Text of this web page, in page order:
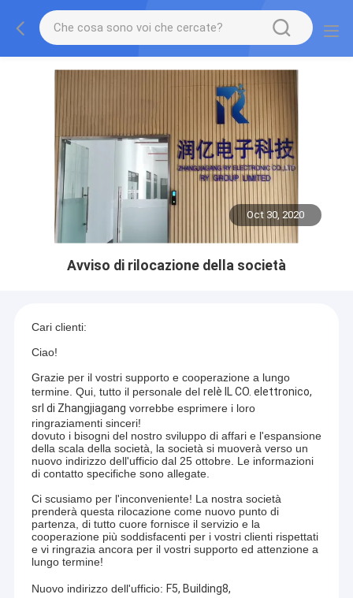
Oct 30, 2020
Avviso di rilocazione della società
Cari clienti:
Ciao!
Grazie per il vostri supporto e cooperazione a lungo
termine. Qui, tutto il personale del relè IL CO. elettronico,
srl di Zhangjiagang vorrebbe esprimere i loro
ringraziamenti sinceri!
dovuto i bisogni del nostro sviluppo di affari e l'espansione
della scala della società, la società si muoverà verso un
nuovo indirizzo dell'ufficio dal 25 ottobre. Le informazioni
di contatto specifiche sono allegate.
Ci scusiamo per l'inconveniente! La nostra società
prenderà questa rilocazione come nuovo punto di
partenza, di tutto cuore fornisce il servizio e la
cooperazione più soddisfacenti per i vostri clienti rispettati
e vi ringrazia ancora per il vostri supporto ed attenzione a
lungo termine!
Nuovo indirizzo dell'ufficio: F5, Building8,